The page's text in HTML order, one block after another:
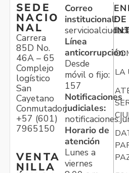
SEDE
NACIO
NAL
Carrera
85D No.
46A – 65
Complejo
logístico
San
Cayetano
Conmutador:
+57 (601)
7965150
VENTA
NILLA
Correo
institucional:
Línea
anticorrupción:
Desde
móvil o fijo:
157
Notificaciones
judiciales:
Horario de
atención
Lunes a
viernes
DE
LA